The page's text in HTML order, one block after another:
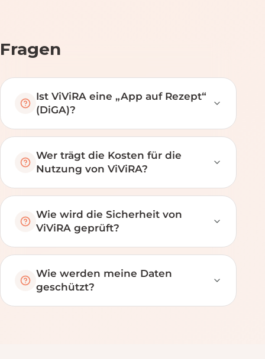
Fragen
Ist ViViRA eine „App auf Rezept“
(DiGA)?
Wer trägt die Kosten für die
Nutzung von ViViRA?
Wie wird die Sicherheit von
ViViRA geprüft?
Wie werden meine Daten
geschützt?